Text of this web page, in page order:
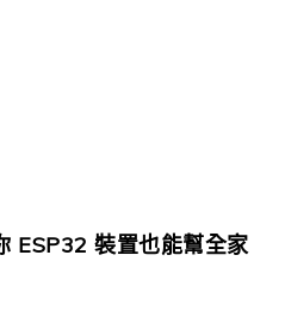
ESP32 裝置也能幫全家